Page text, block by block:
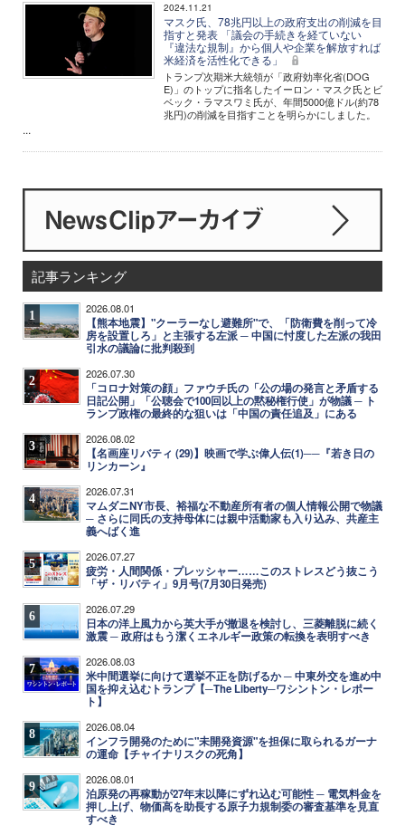
2024.11.21
マスク氏、78兆円以上の政府支出の削減を目
指すと発表 「議会の手続きを経ていない
『違法な規制』から個人や企業を解放すれば
米経済を活性化できる」
トランプ次期米大統領が「政府効率化省(DOG
E)」のトップに指名したイーロン・マスク氏とビ
ベック・ラマスワミ氏が、年間5000億ドル(約78
兆円)の削減を目指すことを明らかにしました。
...
記事ランキング
1 2026.08.01
【熊本地震】"クーラーなし避難所"で、「防衛費を削って冷
房を設置しろ」と主張する左派 ─ 中国に忖度した左派の我田
引水の議論に批判殺到
2 2026.07.30
「コロナ対策の顔」ファウチ氏の「公の場の発言と矛盾する
日記公開」「公聴会で100回以上の黙秘権行使」が物議 ─ ト
ランプ政権の最終的な狙いは「中国の責任追及」にある
3 2026.08.02
【名画座リバティ (29)】映画で学ぶ偉人伝(1)──『若き日の
リンカーン』
4 2026.07.31
マムダニNY市長、裕福な不動産所有者の個人情報公開で物議
─ さらに同氏の支持母体には親中活動家も入り込み、共産主
義へばく進
5 2026.07.27
疲労・人間関係・プレッシャー……このストレスどう抜こう
「ザ・リバティ」9月号(7月30日発売)
6 2026.07.29
日本の洋上風力から英大手が撤退を検討し、三菱離脱に続く
激震 ─ 政府はもう潔くエネルギー政策の転換を表明すべき
7 2026.08.03
米中間選挙に向けて選挙不正を防げるか ─ 中東外交を進め中
国を抑え込むトランプ【─The Liberty─ワシントン・レポー
ト】
8 2026.08.04
インフラ開発のために"未開発資源"を担保に取られるガーナ
の運命【チャイナリスクの死角】
9 2026.08.01
泊原発の再稼動が27年末以降にずれ込む可能性 ─ 電気料金を
押し上げ、物価高を助長する原子力規制委の審査基準を見直
すべき